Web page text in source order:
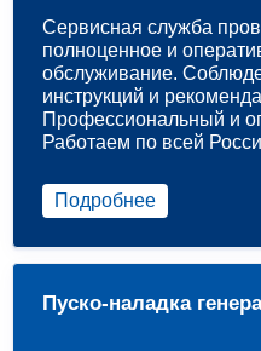
Сервисная служба
полноценное и
обслуживание.
инструкций и
Профессиональный и
Работаем по всей
Подробнее
Пуско-наладка